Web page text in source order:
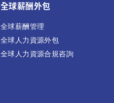
全球薪酬外包
全球薪酬管理
全球人力資源外包
全球人力資源合規咨詢